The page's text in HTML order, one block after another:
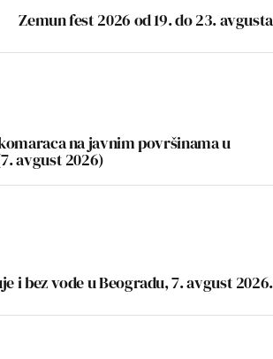
Zemun fest 2026 od 19. do 23. avgusta
na javnim površinama u
avgust 2026)
i bez vode u Beogradu, 7. avgust 2026.